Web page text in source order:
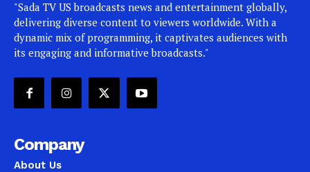
"Sada TV US broadcasts news and entertainment globally,
delivering diverse content to viewers worldwide. With a
dynamic mix of programming, it captivates audiences with
its engaging and informative broadcasts."
Company
About Us